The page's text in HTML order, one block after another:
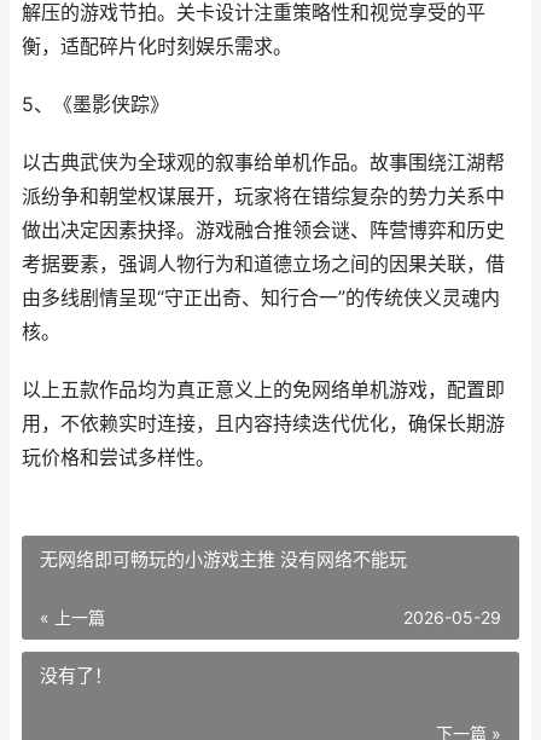
解压的游戏节拍。关卡设计注重策略性和视觉享受的平
衡，适配碎片化时刻娱乐需求。
5、《墨影侠踪》
以古典武侠为全球观的叙事给单机作品。故事围绕江湖帮
派纷争和朝堂权谋展开，玩家将在错综复杂的势力关系中
做出决定因素抉择。游戏融合推领会谜、阵营博弈和历史
考据要素，强调人物行为和道德立场之间的因果关联，借
由多线剧情呈现“守正出奇、知行合一”的传统侠义灵魂内
核。
以上五款作品均为真正意义上的免网络单机游戏，配置即
用，不依赖实时连接，且内容持续迭代优化，确保长期游
玩价格和尝试多样性。
无网络即可畅玩的小游戏主推 没有网络不能玩
« 上一篇 2026-05-29
没有了！
下一篇 »